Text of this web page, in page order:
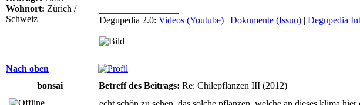
Wohnort: Zürich /
Schweiz
Degupedia 2.0: Videos (Youtube) | Dokumente (Issuu) | Degupedia
Nach oben
bonsai
Betreff des Beitrags: Re: Chilepflanzen III (2012)